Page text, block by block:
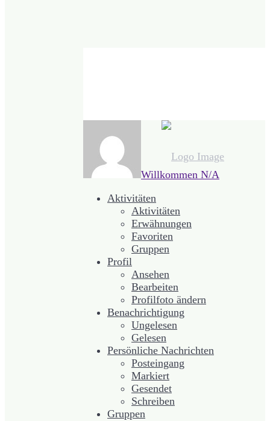
Willkommen N/A
Aktivitäten
Aktivitäten
Erwähnungen
Favoriten
Gruppen
Profil
Ansehen
Bearbeiten
Profilfoto ändern
Benachrichtigung
Ungelesen
Gelesen
Persönliche Nachrichten
Posteingang
Markiert
Gesendet
Schreiben
Gruppen